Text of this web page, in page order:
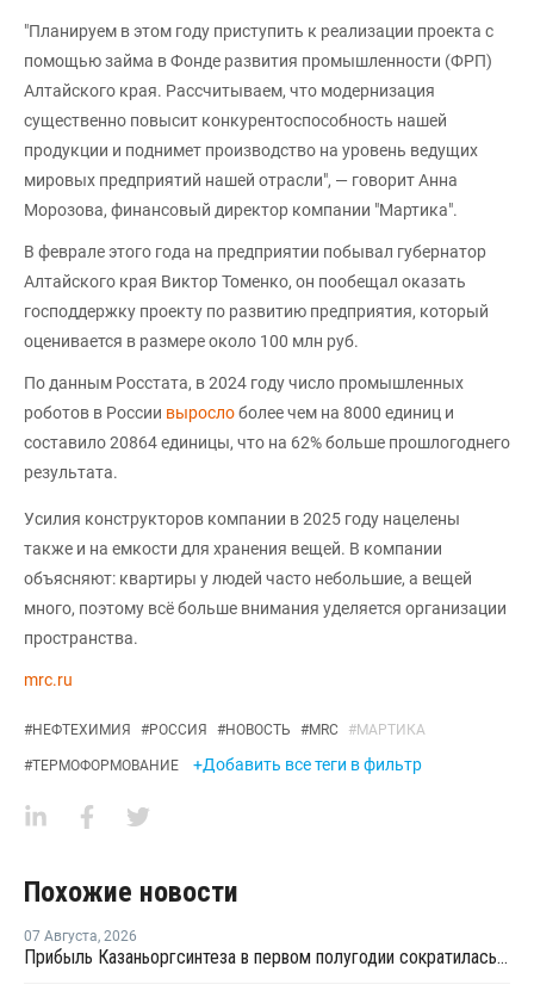
"Планируем в этом году приступить к реализации проекта с
помощью займа в Фонде развития промышленности (ФРП)
Алтайского края. Рассчитываем, что модернизация
существенно повысит конкурентоспособность нашей
продукции и поднимет производство на уровень ведущих
мировых предприятий нашей отрасли", — говорит Анна
Морозова, финансовый директор компании "Мартика".
В феврале этого года на предприятии побывал губернатор
Алтайского края Виктор Томенко, он пообещал оказать
господдержку проекту по развитию предприятия, который
оценивается в размере около 100 млн руб.
По данным Росстата, в 2024 году число промышленных
роботов в России вырослоболее чем на 8000 единиц и
составило 20864 единицы, что на 62% больше прошлогоднего
результата.
Усилия конструкторов компании в 2025 году нацелены
также и на емкости для хранения вещей. В компании
объясняют: квартиры у людей часто небольшие, а вещей
много, поэтому всё больше внимания уделяется организации
пространства.
mrc.ru
#НЕФТЕХИМИЯ #РОССИЯ #НОВОСТЬ #MRC #МАРТИКА
#ТЕРМОФОРМОВАНИЕ +Добавить все теги в фильтр
Похожие новости
07 Августа, 2026
Прибыль Казаньоргсинтеза в первом полугодии сократилась более чем в 2 раза